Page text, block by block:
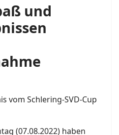
und
vom Schlering-SVD-Cup
(07.08.2022) haben